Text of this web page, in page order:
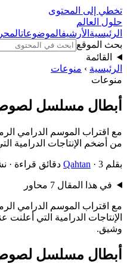
تخطي إلى المحتوى
حلول العالم
الرئيسية الأرشيفالموضوعات
بحث الموقع
القائمة
الرئيسية › منوعات
منوعات
أبطال مسلسل لصوص
من أضخم الإنتاجات الدرامية
بقلم Qahtan · 3 دقائق قراءة · نشر 2026-02-06
في هذا المقال 7 محاور
مع اقتراب الموسم الدرامي الرمضاني لعام
الإنتاجات الدرامية التي
وشيق.
أبطال مسلسل